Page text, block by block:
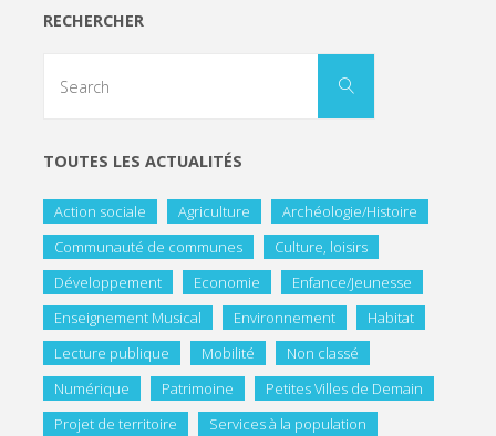
RECHERCHER
TOUTES LES ACTUALITÉS
Action sociale Agriculture
Archéologie/Histoire
Communauté de communes
Culture, loisirs
Développement
Economie
Enfance/Jeunesse
Enseignement Musical
Environnement
Habitat
Lecture publique
Mobilité
Non classé
Numérique
Patrimoine
Petites Villes de Demain
Projet de territoire
Services à la population